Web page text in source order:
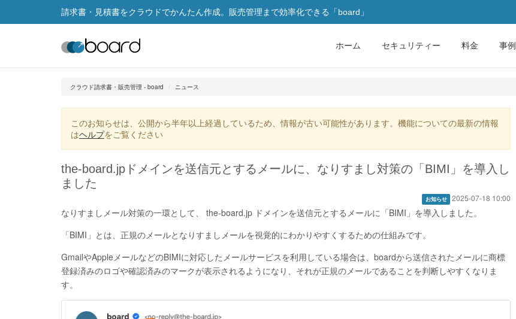
請求書・見積書をクラウドでかんたん作成。販売管理まで効率化できる「board」
ホーム セキュリティー 料金 事例
クラウド請求書・販売管理 - board ニュース
このお知らせは、公開から半年以上経過しているため、情報が古い可能性があります。機能についての最新の情報
はヘルプをご覧ください
the-board.jpドメインを送信元とするメールに、なりすまし対策の「BIMI」を導入し
ました
お知らせ 2025-07-18 10:00
なりすましメール対策の一環として、 the-board.jp ドメインを送信元とするメールに「BIMI」を導入しました。
「BIMI」とは、正規のメールとなりすましメールを視覚的にわかりやすくするための仕組みです。
GmailやAppleメールなどのBIMIに対応したメールサービスを利用している場合は、boardから送信されたメールに商標
登録済みのロゴや確認済みのマークが表示されるようになり、それが正規のメールであることを判断しやすくなりま
す。